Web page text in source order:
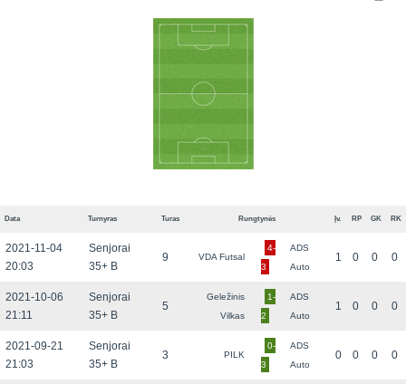
Data Turnyras Turas Rungtynės Įv. RP GK RK
2021-11-04
20:03
Senjorai
35+ B
9 VDA Futsal
4-
3
ADS
Auto
1 0 0 0
2021-10-06
21:11
Senjorai
35+ B
5
Geležinis
Vilkas
1-
2
ADS
Auto
1 0 0 0
2021-09-21
21:03
Senjorai
35+ B
3 PILK
0-
3
ADS
Auto
0 0 0 0